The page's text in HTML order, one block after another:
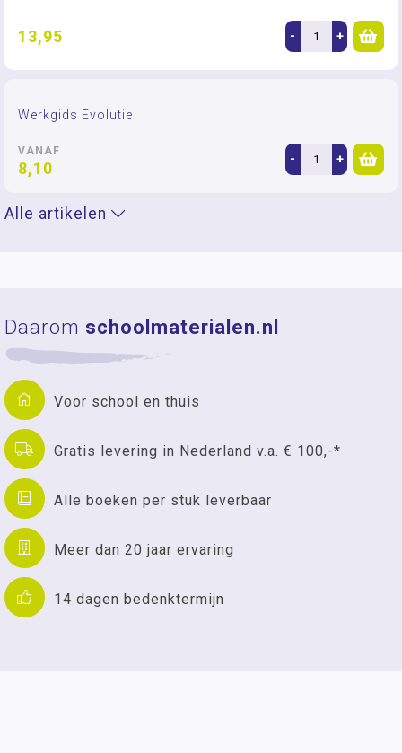
13,95 - +
Werkgids Evolutie
VANAF
8,10 - +
Alle artikelen
Daarom schoolmaterialen.nl
Voor school en thuis
Gratis levering in Nederland v.a. € 100,-*
Alle boeken per stuk leverbaar
Meer dan 20 jaar ervaring
14 dagen bedenktermijn